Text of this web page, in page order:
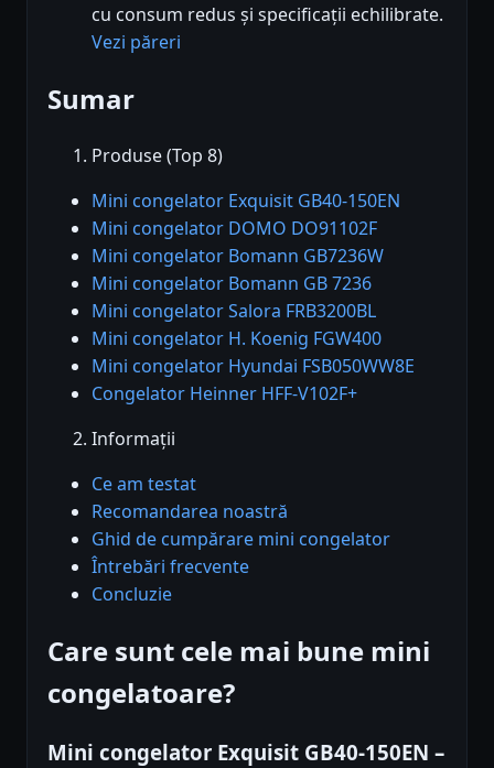
cu consum redus și specificații echilibrate.
Vezi păreri
Sumar
Produse (Top 8)
Mini congelator Exquisit GB40-150EN
Mini congelator DOMO DO91102F
Mini congelator Bomann GB7236W
Mini congelator Bomann GB 7236
Mini congelator Salora FRB3200BL
Mini congelator H. Koenig FGW400
Mini congelator Hyundai FSB050WW8E
Congelator Heinner HFF-V102F+
Informații
Ce am testat
Recomandarea noastră
Ghid de cumpărare mini congelator
Întrebări frecvente
Concluzie
Care sunt cele mai bune mini
congelatoare?
Mini congelator Exquisit GB40-150EN –